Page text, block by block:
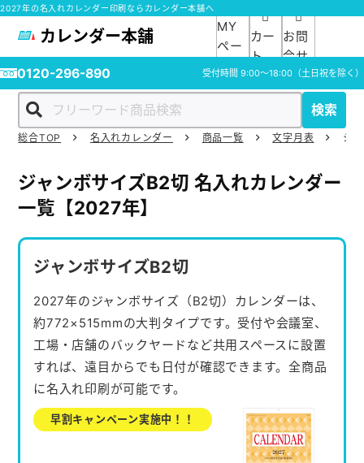
2027年の名入れカレンダー印刷ならカレンダー本舗へ
カレンダー本舗
検索
MY
ペー
ジ
カー
ト
お問
合せ
0120-296-890
受付時間 9:00～18:00 （土日祝を除く）
商品一覧
ご利用ガイド
スタッフ紹介
お役立ち情報
よくあるご質問
総合TOP 名入れカレンダー 商品一覧 文字月表 ジ
ジャンボサイズB2切 名入れカレンダー
一覧【2027年】
ジャンボサイズB2切
2027年のジャンボサイズ（B2切）カレンダーは、
約772×515mmの大判タイプです。受付や会議室、
工場・店舗のバックヤードなど共用スペースに設置
すれば、遠目からでも日付が確認できます。全商品
に名入れ印刷が可能です。
早割キャンペーン実施中！！